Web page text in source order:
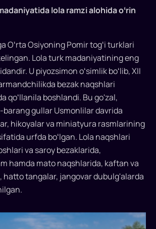
lola ramzi alohida oʻrin
Oʻrta Osiyoning Pomir togʻi turklari
Lola turk madaniyatining eng
U piyozsimon oʻsimlik boʻlib, XII
bezak naqshlari
qoʻllanila boshlandi. Bu go'zal,
barang gullar Usmonlilar davrida
hikoyalar va miniatyura rasmlarining
urfda boʻlgan. Lola naqshlari
va saroy bezaklarida,
hamda mato naqshlarida, kaftan va
hatto tangalar, jangovar dubulg'alarda